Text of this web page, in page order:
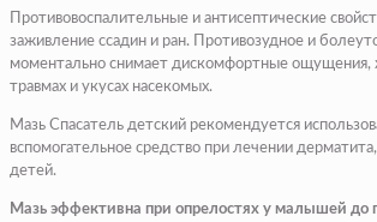
Противовоспалительные и антисептические
заживление ссадин и ран. Противозудное и
моментально снимает дискомфортные
травмах и укусах насекомых.
Мазь Спасатель детский рекомендуется
вспомогательное средство при лечении
детей.
Мазь эффективна при опрелостях у малышей до